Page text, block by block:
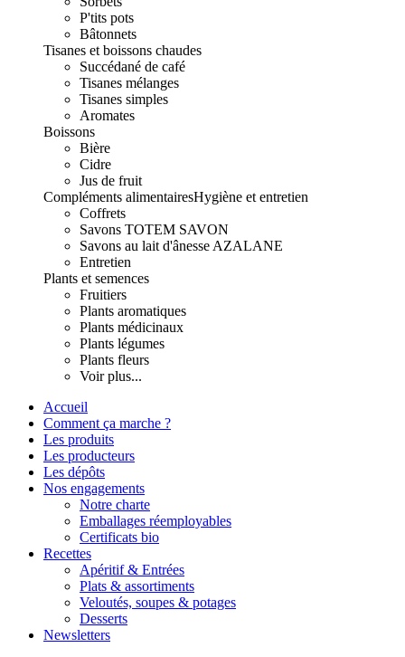
P'tits pots
Bâtonnets
Tisanes et boissons chaudes
Succédané de café
Tisanes mélanges
Tisanes simples
Aromates
Boissons
Bière
Cidre
Jus de fruit
Compléments alimentairesHygiène et entretien
Coffrets
Savons TOTEM SAVON
Savons au lait d'ânesse AZALANE
Entretien
Plants et semences
Fruitiers
Plants aromatiques
Plants médicinaux
Plants légumes
Plants fleurs
Voir plus...
Accueil
Comment ça marche ?
Les produits
Les producteurs
Les dépôts
Nos engagements
Notre charte
Emballages réemployables
Certificats bio
Recettes
Apéritif & Entrées
Plats & assortiments
Veloutés, soupes & potages
Desserts
Newsletters